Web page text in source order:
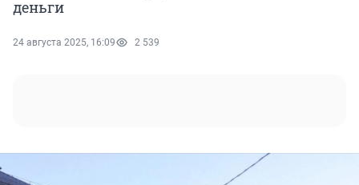
деньги
24 августа 2025, 16:09 2 539